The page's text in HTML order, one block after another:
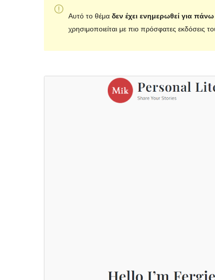
Αυτό το θέμα δεν έχει ενημερωθεί για
χρησιμοποιείται με πιο πρόσφατες εκδόσεις